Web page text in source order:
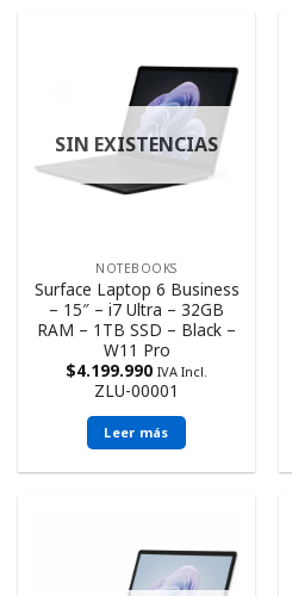
SIN EXISTENCIAS
NOTEBOOKS
Surface Laptop 6 Business
– 15″ – i7 Ultra – 32GB
RAM – 1TB SSD – Black –
W11 Pro
$4.199.990 IVA Incl.
ZLU-00001
Leer más